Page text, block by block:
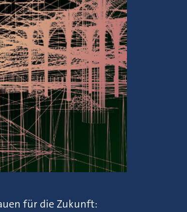
für die Zukunft: